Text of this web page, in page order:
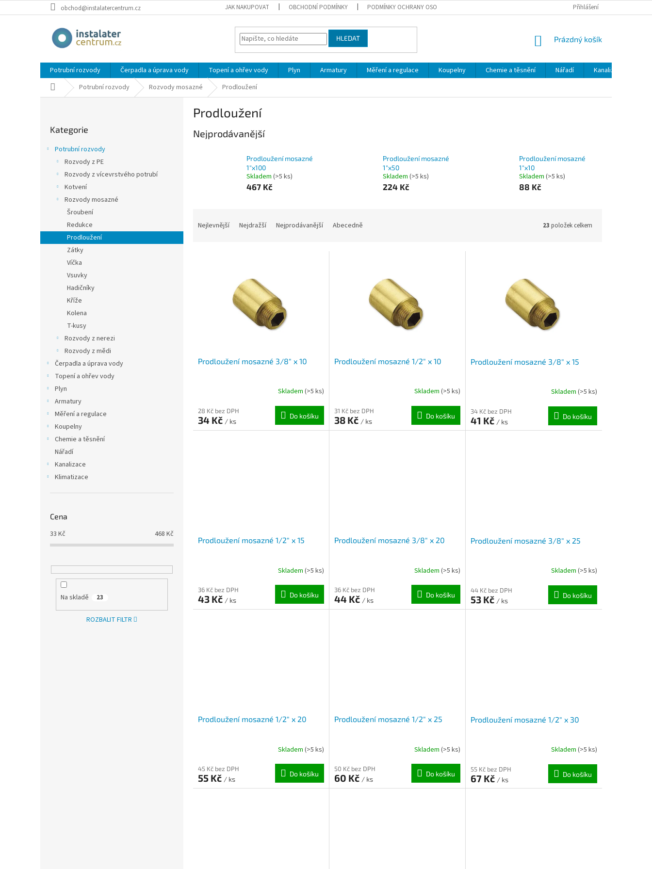
na
obchod@instalatercentrum.cz JAK NAKUPOVAT OBCHODNÍ PODMÍNKY PODMÍNKY OCHRANY OSOBNÍCH ÚDAJŮ MOJE OBJEDNÁVKA
Přihlášení
HLEDAT
NÁKUPNÍ
Prázdný košík
Potrubní rozvody Čerpadla a úprava vody Topení a ohřev vody Plyn Armatury Měření a regulace Koupelny Chemie a těsnění Nářadí Kanalizace
Domů Potrubní rozvody Rozvody mosazné Prodloužení
e
l
kategorie
Kategorie
Potrubní rozvody
Rozvody z PE
Rozvody z vícevrstvého potrubí
Kotvení
Rozvody mosazné
Šroubení
Redukce
Prodloužení
Zátky
Víčka
Vsuvky
Hadičníky
Kříže
Kolena
T-kusy
Rozvody z nerezi
Rozvody z mědi
Čerpadla a úprava vody
Topení a ohřev vody
Plyn
Armatury
Měření a regulace
Koupelny
Chemie a těsnění
Nářadí
Kanalizace
Klimatizace
Cena
33 Kč 468 Kč
Na skladě 23
ROZBALIT FILTR
Prodloužení
Nejprodávanější
Prodloužení mosazné
1"x100
Skladem (>5 ks)
467 Kč
Prodloužení mosazné
1"x50
Skladem (>5 ks)
224 Kč
Prodloužení mosazné
1"x10
Skladem (>5 ks)
88 Kč
Nejlevnější Nejdražší Nejprodávanější Abecedně 23 položek celkem
Prodloužení mosazné 3/8" x 10
Skladem (>5 ks)
28 Kč bez DPH
34 Kč / ks
Do košíku
Prodloužení mosazné 1/2" x 10
Skladem (>5 ks)
31 Kč bez DPH
38 Kč / ks
Do košíku
Prodloužení mosazné 3/8" x 15
Skladem (>5 ks)
34 Kč bez DPH
41 Kč / ks
Do košíku
Prodloužení mosazné 1/2" x 15
Skladem (>5 ks)
36 Kč bez DPH
43 Kč / ks
Do košíku
Prodloužení mosazné 3/8" x 20
Skladem (>5 ks)
36 Kč bez DPH
44 Kč / ks
Do košíku
Prodloužení mosazné 3/8" x 25
Skladem (>5 ks)
44 Kč bez DPH
53 Kč / ks
Do košíku
Prodloužení mosazné 1/2" x 20
Skladem (>5 ks)
45 Kč bez DPH
55 Kč / ks
Do košíku
Prodloužení mosazné 1/2" x 25
Skladem (>5 ks)
50 Kč bez DPH
60 Kč / ks
Do košíku
Prodloužení mosazné 1/2" x 30
Skladem (>5 ks)
55 Kč bez DPH
67 Kč / ks
Do košíku